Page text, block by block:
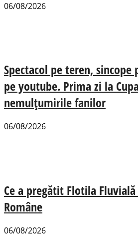
06/08/2026
Spectacol pe teren, sincope
pe youtube. Prima zi la
nemulțumirile fanilor
06/08/2026
Ce a pregătit Flotila
Române
06/08/2026